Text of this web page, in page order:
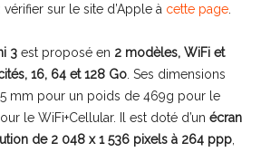
vérifier sur le site d’Apple à cette page
3 est proposé en 2 modèles, WiFi et
16, 64 et 128 Go . Ses dimensions
mm pour un poids de 469g pour le
le WiFi+Cellular. Il est doté d’un écran
de 2 048 x 1 536 pixels à 264 ppp